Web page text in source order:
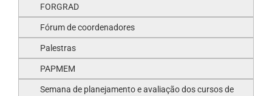
FORGRAD
Fórum de coordenadores
Palestras
PAPMEM
Semana de planejamento e avaliação dos cursos de